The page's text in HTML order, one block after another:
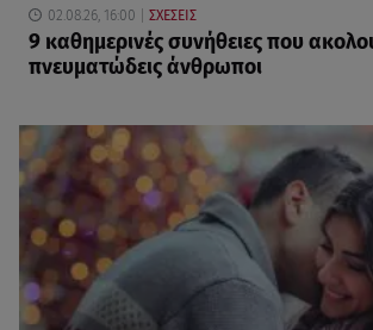
02.08.26, 16:00 ΣΧΕΣΕΙΣ
9 καθημερινές συνήθειες που
πνευματώδεις άνθρωποι